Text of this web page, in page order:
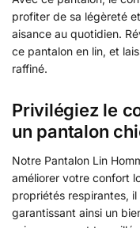
profiter de sa légèreté
aisance au quotidien.
ce pantalon en lin, et
raffiné.
Privilégiez le
un pantalon
Notre Pantalon Lin
améliorer votre confort
propriétés respirantes,
garantissant ainsi un